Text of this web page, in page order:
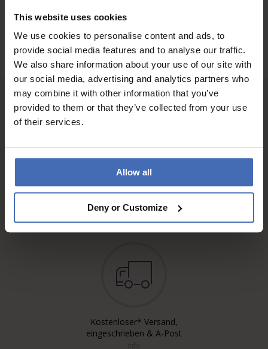
This website uses cookies
We use cookies to personalise content and ads, to
provide social media features and to analyse our traffic.
We also share information about your use of our site with
our social media, advertising and analytics partners who
may combine it with other information that you’ve
provided to them or that they’ve collected from your use
of their services.
Allow all
Deny or Customize
5'000.-
info
Kostenloser* Versand,
eingeschrieben & A-Post